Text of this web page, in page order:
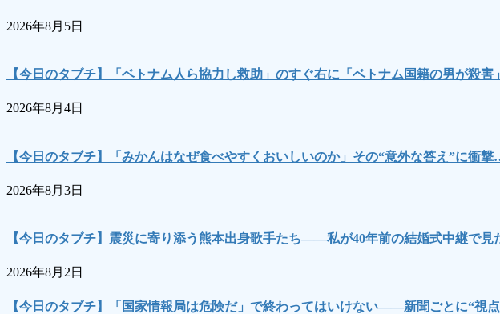
2026年8月5日
【今日のタブチ】「ベトナム人ら協力し救助」のすぐ右に「ベトナム国籍の男が
2026年8月4日
【今日のタブチ】「みかんはなぜ食べやすくおいしいのか」その“意外な答え”に衝
2026年8月3日
【今日のタブチ】震災に寄り添う熊本出身歌手たち――私が40年前の結婚式中継で見
2026年8月2日
【今日のタブチ】「国家情報局は危険だ」で終わってはいけない――新聞ごとに“視